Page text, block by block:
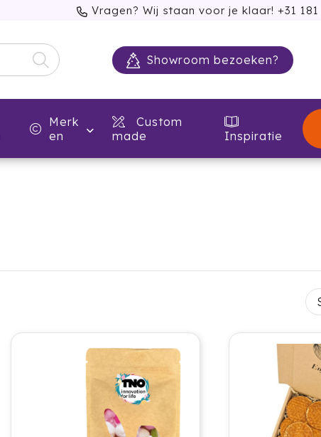
Vragen? Wij staan voor je klaar! +31
Showroom bezoeken?
Merk
en
Custom
made
Inspiratie